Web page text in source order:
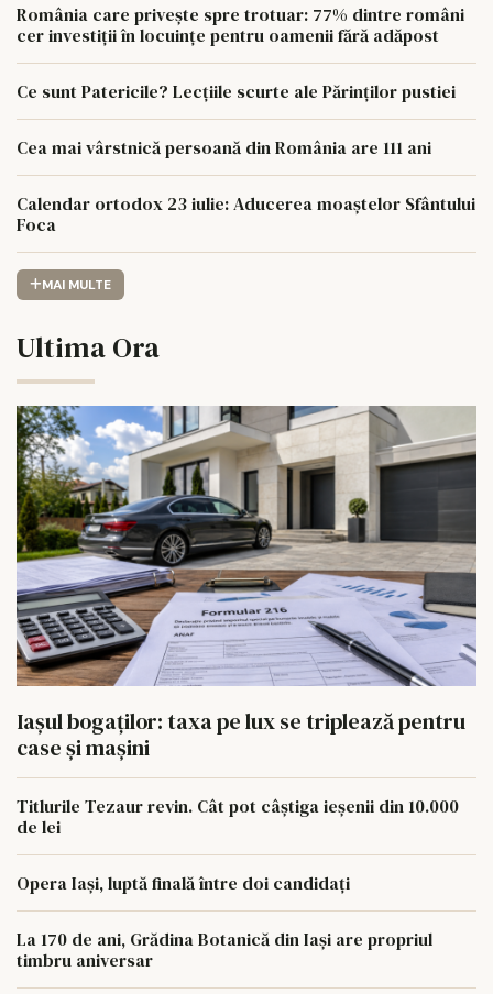
România care privește spre trotuar: 77% dintre români
cer investiții în locuințe pentru oamenii fără adăpost
Ce sunt Patericile? Lecțiile scurte ale Părinților pustiei
Cea mai vârstnică persoană din România are 111 ani
Calendar ortodox 23 iulie: Aducerea moaștelor Sfântului
Foca
MAI MULTE
Ultima Ora
Iașul bogaților: taxa pe lux se triplează pentru
case și mașini
Titlurile Tezaur revin. Cât pot câștiga ieșenii din 10.000
de lei
Opera Iași, luptă finală între doi candidați
La 170 de ani, Grădina Botanică din Iași are propriul
timbru aniversar